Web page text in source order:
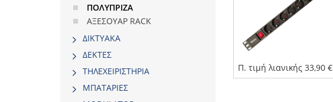
ΠΟΛΥΠΡΙΖΑ
ΑΞΕΣΟΥΑΡ RACK
ΔΙΚΤΥΑΚΑ
ΔΕΚΤΕΣ
ΤΗΛΕΧΕΙΡΙΣΤΗΡΙΑ
ΜΠΑΤΑΡΙΕΣ
Π. τιμή λιανικής 33,90 €